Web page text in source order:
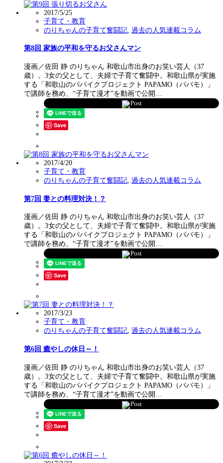
2017/5/25
子育て・教育
のりちゃんの子育て奮闘記 過去の人気連載コラム
第8回 家族の平和を守るお父さんマン
漫画／佐田 静 のりちゃん 和歌山市出身のお笑い芸人（37
歳）。3女の父として、夫婦で子育て奮闘中。和歌山県が実施
する「和歌山のパパイクプロジェクト PAPAMO（パパモ）」
で講師を務め、“子育て漫才”を動画で公開…
Post
Save
2017/4/20
子育て・教育
のりちゃんの子育て奮闘記, 過去の人気連載コラム
第7回 妻との料理対決！？
漫画／佐田 静 のりちゃん 和歌山市出身のお笑い芸人（37
歳）。3女の父として、夫婦で子育て奮闘中。和歌山県が実施
する「和歌山のパパイクプロジェクト PAPAMO（パパモ）」
で講師を務め、“子育て漫才”を動画で公開…
Post
Save
2017/3/23
子育て・教育
のりちゃんの子育て奮闘記, 過去の人気連載コラム
第6回 癒やしの休日～！
漫画／佐田 静 のりちゃん 和歌山市出身のお笑い芸人（37
歳）。3女の父として、夫婦で子育て奮闘中。和歌山県が実施
する「和歌山のパパイクプロジェクト PAPAMO（パパモ）」
で講師を務め、“子育て漫才”を動画で公開…
Post
Save